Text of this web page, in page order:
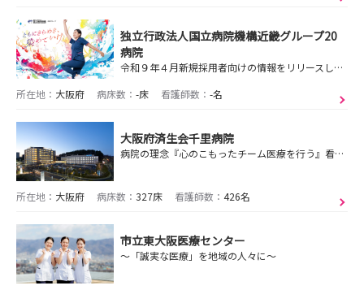
独立行政法人国立病院機構近畿グループ20
病院
令和９年４月新規採用者向けの情報をリリースしました！詳しくは選考画面をご覧ください！
所在地： 大阪府 病床数： -床 看護師数： -名
大阪府済生会千里病院
病院の理念『心のこもったチーム医療を行う』看護部の理念『その人がその人らしくあるように』
所在地： 大阪府 病床数： 327床 看護師数： 426名
市立東大阪医療センター
～「誠実な医療」を地域の人々に～